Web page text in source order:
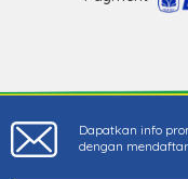
Dapatkan info
dengan